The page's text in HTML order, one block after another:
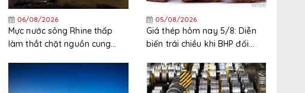
06/08/2026
Mực nước sông Rhine thấp
làm thắt chặt nguồn cung
05/08/2026
Giá thép hôm nay 5/8: Diễn
biến trái chiều khi BHP đối
khẩu quặng sắt lớn nhất thế
giới